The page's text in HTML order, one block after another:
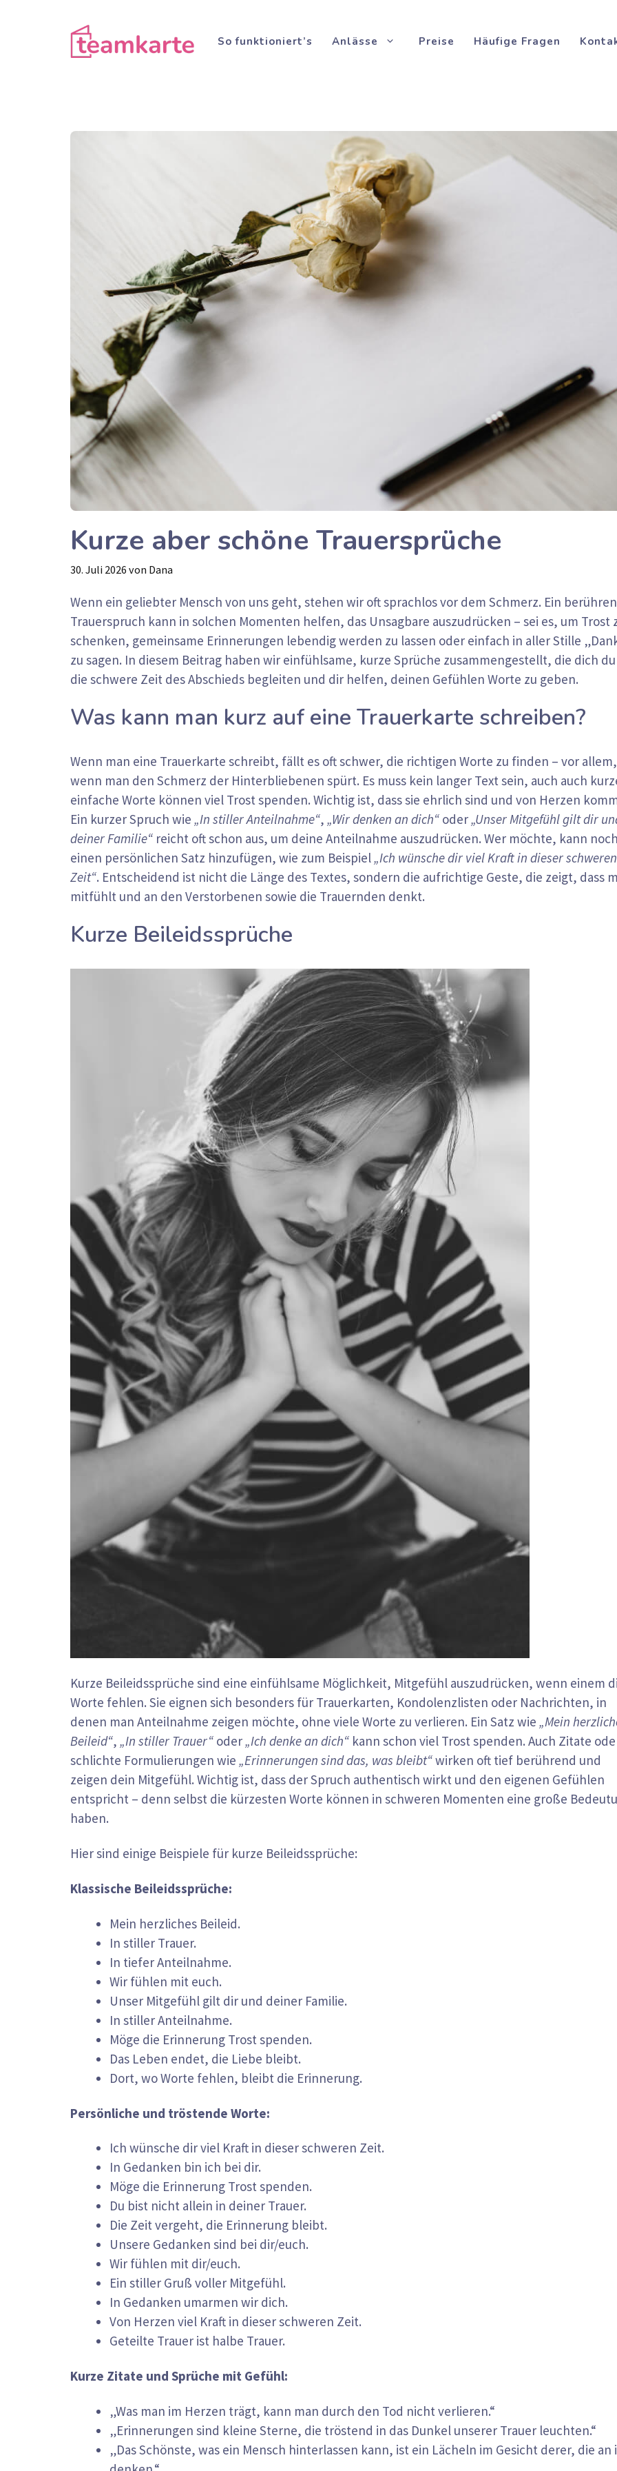
So funktioniert’s Anlässe Preise Häufige Fragen
Kurze aber schöne Trauersprüche
30. Juli 2026 von Dana
Wenn ein geliebter Mensch von uns geht, stehen wir oft sprachlos vor dem Schmerz. Ein
Trauerspruch kann in solchen Momenten helfen, das Unsagbare auszudrücken – sei es, um Trost
schenken, gemeinsame Erinnerungen lebendig werden zu lassen oder einfach in aller Stille
zu sagen. In diesem Beitrag haben wir einfühlsame, kurze Sprüche zusammengestellt, die dich
die schwere Zeit des Abschieds begleiten und dir helfen, deinen Gefühlen Worte zu geben.
Was kann man kurz auf eine Trauerkarte schreiben?
Wenn man eine Trauerkarte schreibt, fällt es oft schwer, die richtigen Worte zu finden – vor allem,
wenn man den Schmerz der Hinterbliebenen spürt. Es muss kein langer Text sein, auch auch
einfache Worte können viel Trost spenden. Wichtig ist, dass sie ehrlich sind und von Herzen
Ein kurzer Spruch wie „In stiller Anteilnahme“, „Wir denken an dich“ oder„Unser Mitgefühl gilt dir
deiner Familie“ reicht oft schon aus, um deine Anteilnahme auszudrücken. Wer möchte, kann
einen persönlichen Satz hinzufügen, wie zum Beispiel„Ich wünsche dir viel Kraft in dieser schweren
Zeit“. Entscheidend ist nicht die Länge des Textes, sondern die aufrichtige Geste, die zeigt, dass
mitfühlt und an den Verstorbenen sowie die Trauernden denkt.
Kurze Beileidssprüche
Kurze Beileidssprüche sind eine einfühlsame Möglichkeit, Mitgefühl auszudrücken, wenn einem
Worte fehlen. Sie eignen sich besonders für Trauerkarten, Kondolenzlisten oder Nachrichten, in
denen man Anteilnahme zeigen möchte, ohne viele Worte zu verlieren. Ein Satz wie „Mein
Beileid“, „In stiller Trauer“ oder„Ich denke an dich“ kann schon viel Trost spenden. Auch Zitate
schlichte Formulierungen wie „Erinnerungen sind das, was bleibt“wirken oft tief berührend und
zeigen dein Mitgefühl. Wichtig ist, dass der Spruch authentisch wirkt und den eigenen Gefühlen
entspricht – denn selbst die kürzesten Worte können in schweren Momenten eine große
haben.
Hier sind einige Beispiele für kurze Beileidssprüche:
Klassische Beileidssprüche:
Mein herzliches Beileid.
In stiller Trauer.
In tiefer Anteilnahme.
Wir fühlen mit euch.
Unser Mitgefühl gilt dir und deiner Familie.
In stiller Anteilnahme.
Möge die Erinnerung Trost spenden.
Das Leben endet, die Liebe bleibt.
Dort, wo Worte fehlen, bleibt die Erinnerung.
Persönliche und tröstende Worte:
Ich wünsche dir viel Kraft in dieser schweren Zeit.
In Gedanken bin ich bei dir.
Möge die Erinnerung Trost spenden.
Du bist nicht allein in deiner Trauer.
Die Zeit vergeht, die Erinnerung bleibt.
Unsere Gedanken sind bei dir/euch.
Wir fühlen mit dir/euch.
Ein stiller Gruß voller Mitgefühl.
In Gedanken umarmen wir dich.
Von Herzen viel Kraft in dieser schweren Zeit.
Geteilte Trauer ist halbe Trauer.
Kurze Zitate und Sprüche mit Gefühl:
„Was man im Herzen trägt, kann man durch den Tod nicht verlieren.“
„Erinnerungen sind kleine Sterne, die tröstend in das Dunkel unserer Trauer leuchten.“
„Das Schönste, was ein Mensch hinterlassen kann, ist ein Lächeln im Gesicht derer, die an